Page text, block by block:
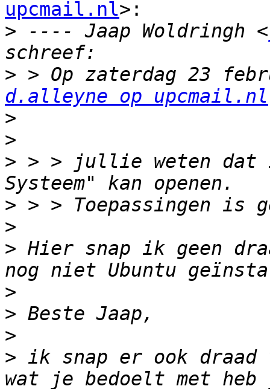
upcmail.nl>:
> ---- Jaap Woldringh <
>
d.alleyne op upcmail.nl
>
>
> > > jullie weten dat
>
>
> Hier snap ik geen
>
>
>
> ik snap er ook